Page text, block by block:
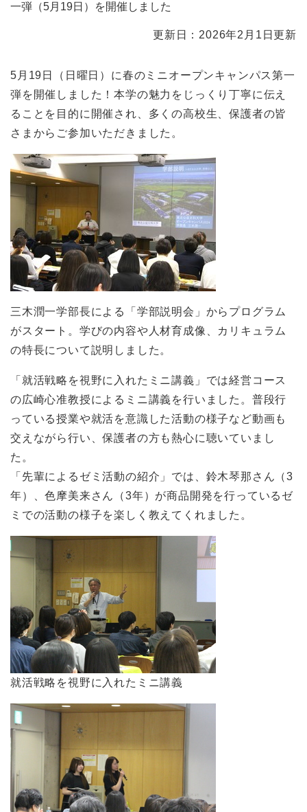
一弾（5月19日）を開催しました
更新日：2026年2月1日更新
5月19日（日曜日）に春のミニオープンキャンパス第一
弾を開催しました！本学の魅力をじっくり丁寧に伝え
ることを目的に開催され、多くの高校生、保護者の皆
さまからご参加いただきました。
三木潤一学部長による「学部説明会」からプログラム
がスタート。学びの内容や人材育成像、カリキュラム
の特長について説明しました。
「就活戦略を視野に入れたミニ講義」では経営コース
の広崎心准教授によるミニ講義を行いました。普段行
っている授業や就活を意識した活動の様子など動画も
交えながら行い、保護者の方も熱心に聴いていまし
た。
「先輩によるゼミ活動の紹介」では、鈴木琴那さん（3
年）、色摩美来さん（3年）が商品開発を行っているゼ
ミでの活動の様子を楽しく教えてくれました。
就活戦略を視野に入れたミニ講義